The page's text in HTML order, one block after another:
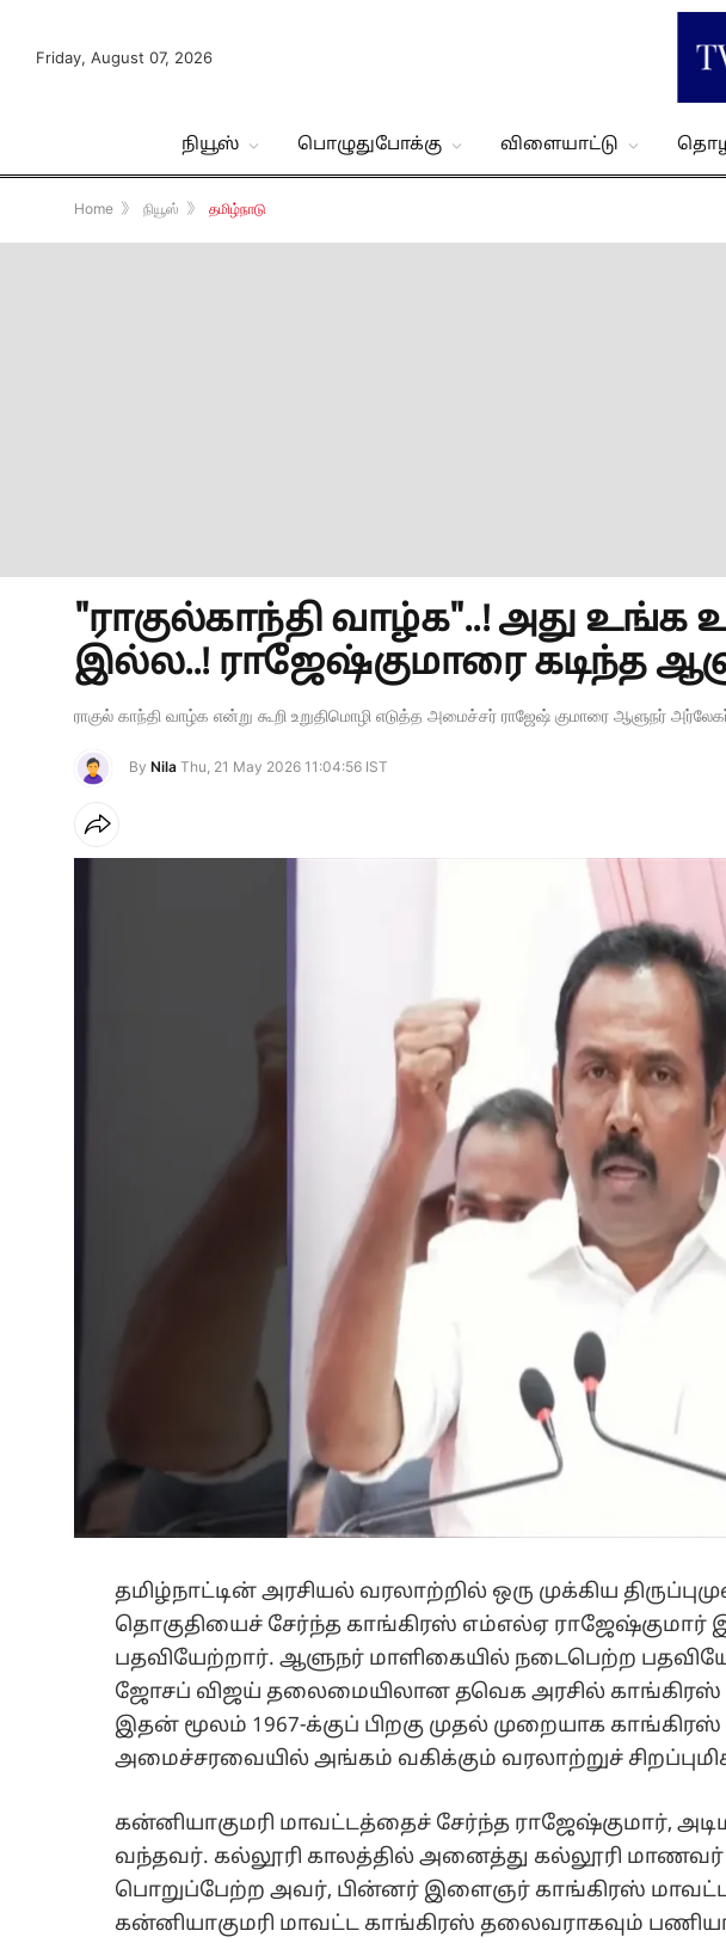
Friday, August 07, 2026
நியூஸ் பொழுதுபோக்கு விளையாட்டு
Home 》 நியூஸ் 》 தமிழ்நாடு
"ராகுல்காந்தி வாழ்க"..! அது உங்க
இல்ல..! ராஜேஷ்குமாரை கடிந்த
ராகுல் காந்தி வாழ்க என்று கூறி உறுதிமொழி எடுத்த அமைச்சர் ராஜேஷ் குமாரை ஆளுநர்
By Nila Thu, 21 May 2026 11:04:56 IST
தமிழ்நாட்டின் அரசியல் வரலாற்றில் ஒரு முக்கிய
தொகுதியைச் சேர்ந்த காங்கிரஸ் எம்எல்ஏ ராஜேஷ்குமார்
பதவியேற்றார். ஆளுநர் மாளிகையில் நடைபெற்ற
ஜோசப் விஜய் தலைமையிலான தவெக அரசில் காங்கிரஸ்
இதன் மூலம் 1967-க்குப் பிறகு முதல் முறையாக காங்கிரஸ்
அமைச்சரவையில் அங்கம் வகிக்கும் வரலாற்றுச்
கன்னியாகுமரி மாவட்டத்தைச் சேர்ந்த ராஜேஷ்குமார்,
வந்தவர். கல்லூரி காலத்தில் அனைத்து கல்லூரி
பொறுப்பேற்ற அவர், பின்னர் இளைஞர் காங்கிரஸ்
கன்னியாகுமரி மாவட்ட காங்கிரஸ் தலைவராகவும்